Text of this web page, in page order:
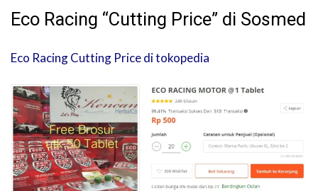
Eco Racing “Cutting Price” di Sosmed
Eco Racing Cutting Price di tokopedia